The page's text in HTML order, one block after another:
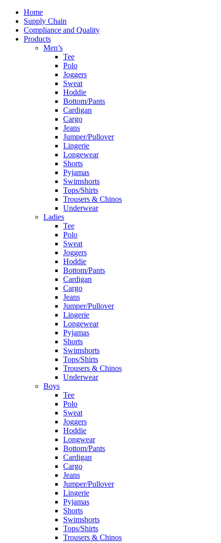
Home
Supply Chain
Compliance and Quality
Products
Men’s
Tee
Polo
Joggers
Sweat
Hoddie
Bottom/Pants
Cardigan
Cargo
Jeans
Jumper/Pullover
Lingerie
Longewear
Shorts
Pyjamas
Swimshorts
Tops/Shirts
Trousers & Chinos
Underwear
Ladies
Tee
Polo
Sweat
Joggers
Hoddie
Bottom/Pants
Cardigan
Cargo
Jeans
Jumper/Pullover
Lingerie
Longewear
Pyjamas
Shorts
Swimshorts
Tops/Shirts
Trousers & Chinos
Underwear
Boys
Tee
Polo
Sweat
Joggers
Hoddie
Longwear
Bottom/Pants
Cardigan
Cargo
Jeans
Jumper/Pullover
Lingerie
Pyjamas
Shorts
Swimshorts
Tops/Shirts
Trousers & Chinos